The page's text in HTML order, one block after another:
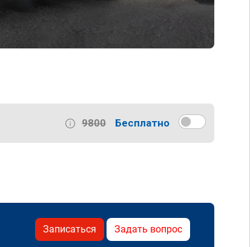
9800 Бесплатно
Записаться Задать вопрос